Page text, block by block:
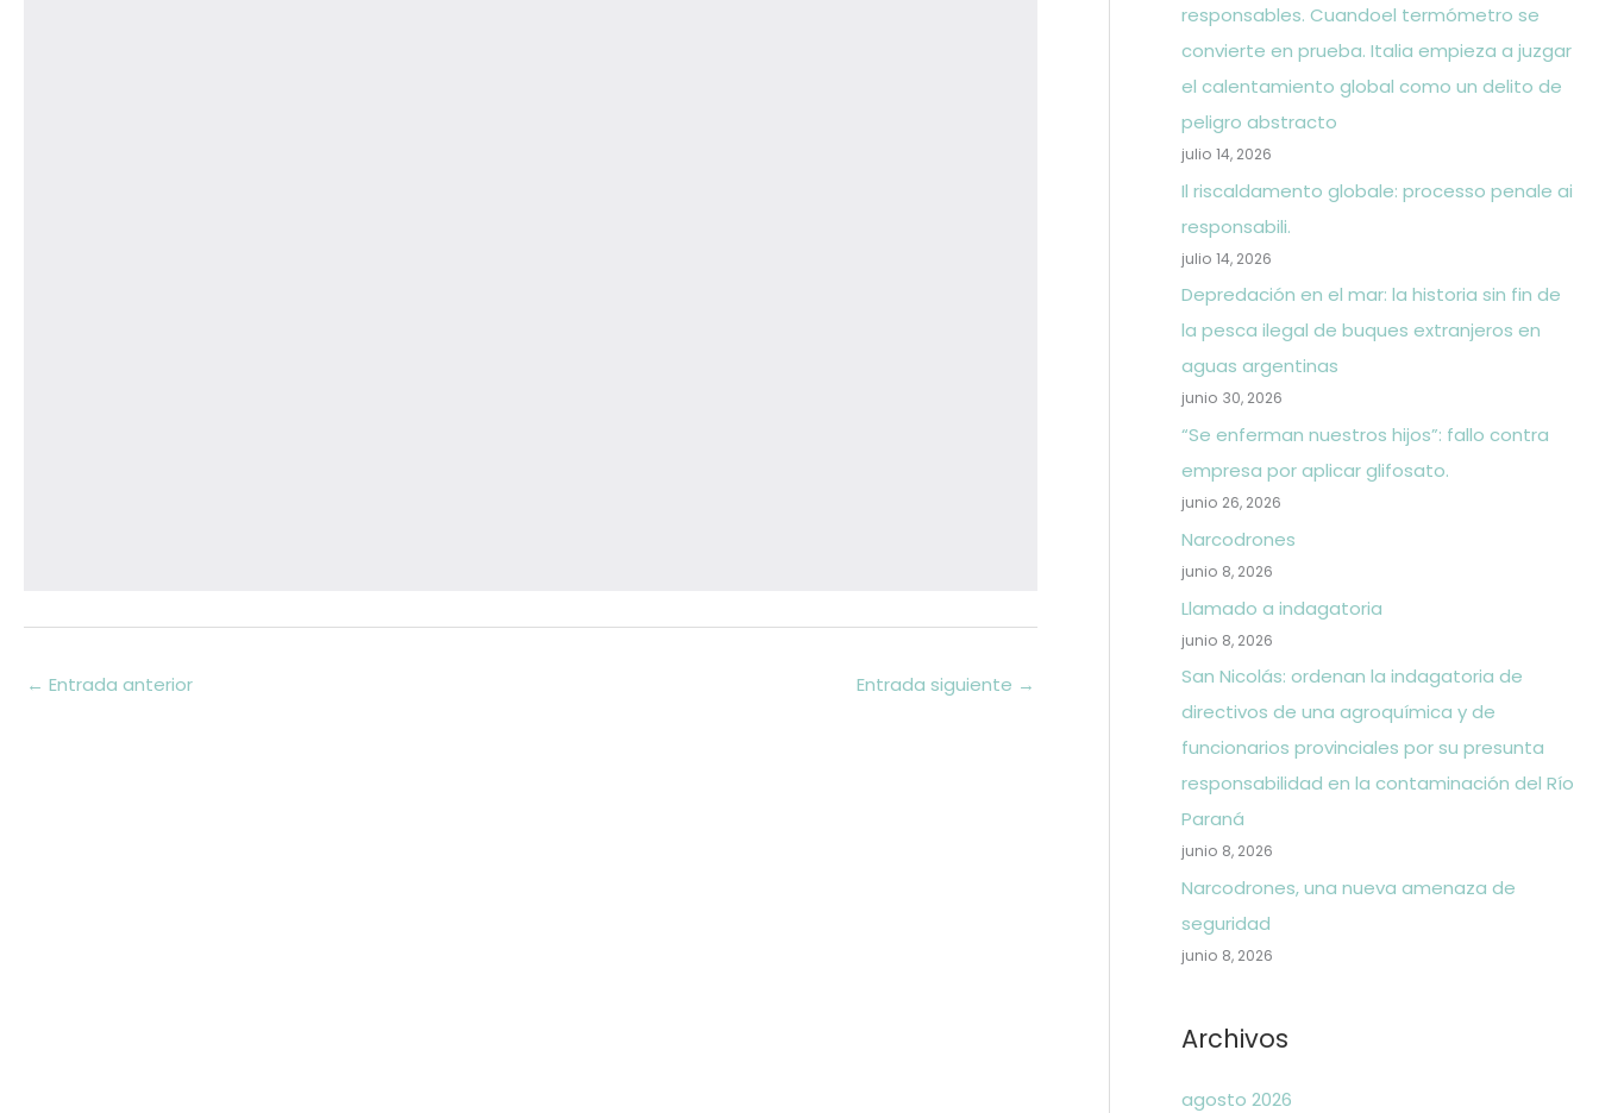
← Entrada anterior Entrada siguiente →
responsables. Cuandoel termómetro se
convierte en prueba. Italia empieza a juzgar
el calentamiento global como un delito de
peligro abstracto
julio 14, 2026
Il riscaldamento globale: processo penale ai
responsabili.
julio 14, 2026
Depredación en el mar: la historia sin fin de
la pesca ilegal de buques extranjeros en
aguas argentinas
junio 30, 2026
“Se enferman nuestros hijos”: fallo contra
empresa por aplicar glifosato.
junio 26, 2026
Narcodrones
junio 8, 2026
Llamado a indagatoria
junio 8, 2026
San Nicolás: ordenan la indagatoria de
directivos de una agroquímica y de
funcionarios provinciales por su presunta
responsabilidad en la contaminación del Río
Paraná
junio 8, 2026
Narcodrones, una nueva amenaza de
seguridad
junio 8, 2026
Archivos
agosto 2026